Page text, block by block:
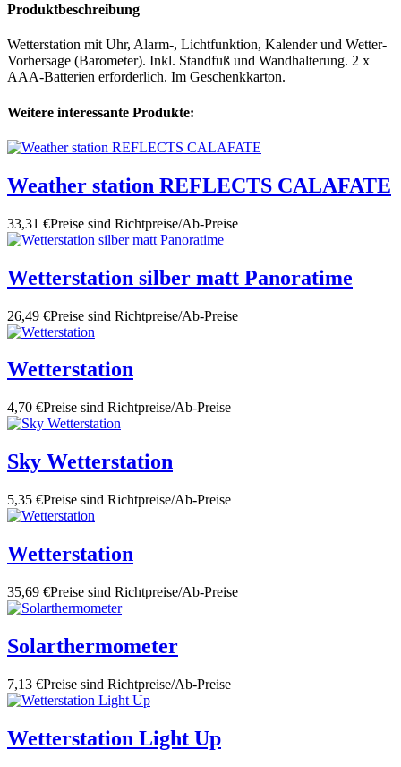
Produktbeschreibung
Wetterstation mit Uhr, Alarm-, Lichtfunktion, Kalender und Wetter-
Vorhersage (Barometer). Inkl. Standfuß und Wandhalterung. 2 x
AAA-Batterien erforderlich. Im Geschenkkarton.
Weitere interessante Produkte:
Weather station REFLECTS CALAFATE
33,31 €Preise sind Richtpreise/Ab-Preise
Wetterstation silber matt Panoratime
26,49 €Preise sind Richtpreise/Ab-Preise
Wetterstation
4,70 €Preise sind Richtpreise/Ab-Preise
Sky Wetterstation
5,35 €Preise sind Richtpreise/Ab-Preise
Wetterstation
35,69 €Preise sind Richtpreise/Ab-Preise
Solarthermometer
7,13 €Preise sind Richtpreise/Ab-Preise
Wetterstation Light Up